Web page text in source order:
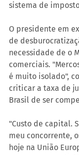
sistema de
O presidente em
de
necessidade de o
comerciais.
é muito isolado",
criticar a taxa de
Brasil de ser
"Custo de capital.
meu concorrente,
hoje na União